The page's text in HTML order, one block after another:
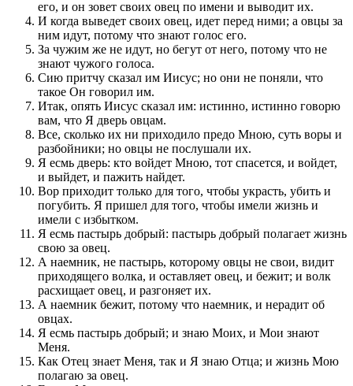
его, и он зовет своих овец по имени и выводит их.
И когда выведет своих овец, идет перед ними; а овцы за
ним идут, потому что знают голос его.
За чужим же не идут, но бегут от него, потому что не
знают чужого голоса.
Сию притчу сказал им Иисус; но они не поняли, что
такое Он говорил им.
Итак, опять Иисус сказал им: истинно, истинно говорю
вам, что Я дверь овцам.
Все, сколько их ни приходило предо Мною, суть воры и
разбойники; но овцы не послушали их.
Я есмь дверь: кто войдет Мною, тот спасется, и войдет,
и выйдет, и пажить найдет.
Вор приходит только для того, чтобы украсть, убить и
погубить. Я пришел для того, чтобы имели жизнь и
имели с избытком.
Я есмь пастырь добрый: пастырь добрый полагает жизнь
свою за овец.
А наемник, не пастырь, которому овцы не свои, видит
приходящего волка, и оставляет овец, и бежит; и волк
расхищает овец, и разгоняет их.
А наемник бежит, потому что наемник, и нерадит об
овцах.
Я есмь пастырь добрый; и знаю Моих, и Мои знают
Меня.
Как Отец знает Меня, так и Я знаю Отца; и жизнь Мою
полагаю за овец.